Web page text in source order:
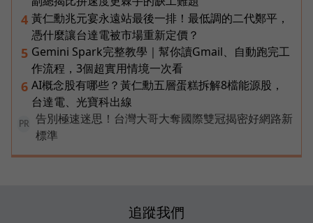
4 黃仁勳兆元宴永遠站最後一排！最低調的二代鄭平，
憑什麼讓台達電被市場重新定價？
5 Gemini Spark完整教學｜幫你讀Gmail、自動跑完工
作流程，3個超實用情境一次看
6 AI概念股有哪些？黃仁勳五層蛋糕拆解8檔能源股，
台達電、光寶科出線
PR
告別極速迷思！台灣大哥大奪國際雙冠揭密好網路新
標準
追蹤我們